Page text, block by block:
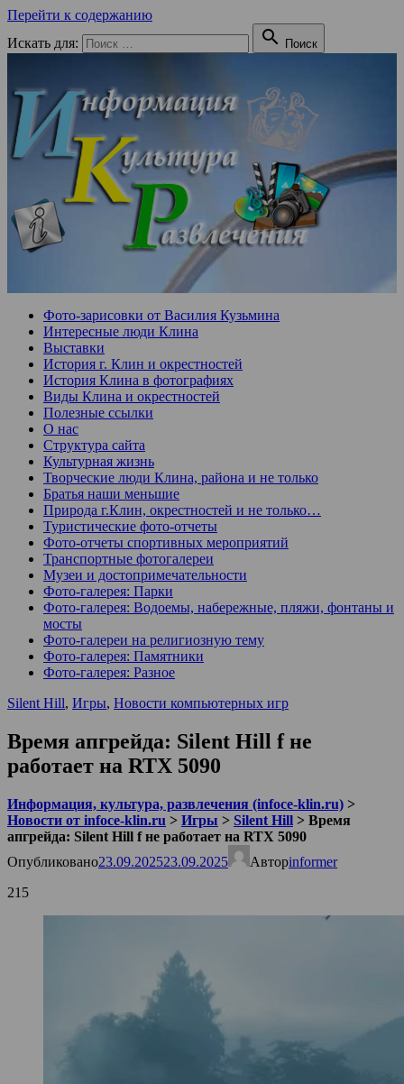
Перейти к содержанию
Искать для:
 Поиск
Фото-зарисовки от Василия Кузьмина
Интересные люди Клина
Выставки
История г. Клин и окрестностей
История Клина в фотографиях
Виды Клина и окрестностей
Полезные ссылки
О нас
Структура сайта
Культурная жизнь
Творческие люди Клина, района и не только
Братья наши меньшие
Природа г.Клин, окрестностей и не только…
Туристические фото-отчеты
Фото-отчеты спортивных мероприятий
Транспортные фотогалереи
Музеи и достопримечательности
Фото-галерея: Парки
Фото-галерея: Водоемы, набережные, пляжи, фонтаны и
мосты
Фото-галереи на религиозную тему
Фото-галерея: Памятники
Фото-галерея: Разное
Silent Hill, Игры, Новости компьютерных игр
Время апгрейда: Silent Hill f не
работает на RTX 5090
Информация, культура, развлечения (infoce-klin.ru) >
Новости от infoce-klin.ru > Игры > Silent Hill > Время
апгрейда: Silent Hill f не работает на RTX 5090
Опубликовано23.09.202523.09.2025 Авторinformer
215